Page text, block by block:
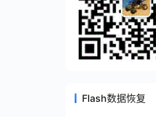
Flash数据恢复